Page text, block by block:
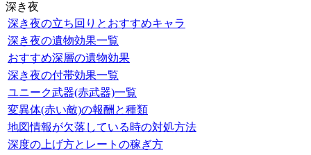
深き夜
深き夜の立ち回りとおすすめキャラ
深き夜の遺物効果一覧
おすすめ深層の遺物効果
深き夜の付帯効果一覧
ユニーク武器(赤武器)一覧
変異体(赤い敵)の報酬と種類
地図情報が欠落している時の対処方法
深度の上げ方とレートの稼ぎ方